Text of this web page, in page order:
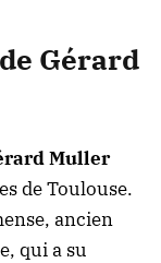
Gérard
Muller
de Toulouse.
ancien
qui a su